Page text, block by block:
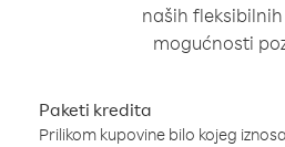
naših
mogućnosti
Paketi kredita
Prilikom kupovine bilo kojeg